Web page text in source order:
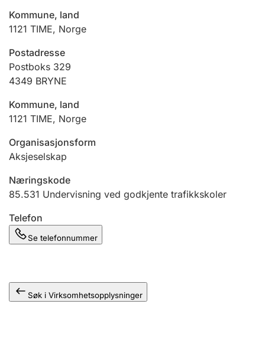
Ektepaktveileder
Andre tema
Kommune, land
1121 TIME, Norge
Postadresse
Postboks 329
4349 BRYNE
Kommune, land
1121 TIME, Norge
Organisasjonsform
Aksjeselskap
Næringskode
85.531 Undervisning ved godkjente trafikkskoler
Telefon
Se telefonnummer
Søk i Virksomhetsopplysninger